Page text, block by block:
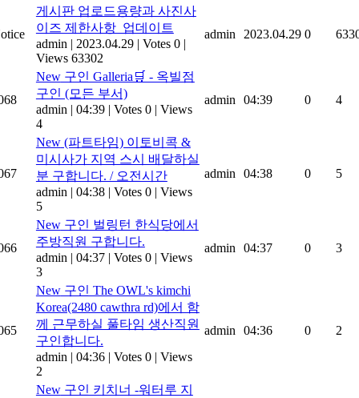
게시판 업로드용량과 사진사
이즈 제한사항_업데이트
admin | 2023.04.29 | Votes 0 |
Views 63302
admin 2023.04.29 0
New구인 Galleria🛒 - 옥빌점
구인 (모든 부서)
admin | 04:39 | Votes 0 | Views
4
admin 04:39 0 4
New(파트타임) 이토비콕 &
미시사가 지역 스시 배달하실
분 구합니다. / 오전시간
admin | 04:38 | Votes 0 | Views
5
admin 04:38 0 5
New구인 벌링턴 한식당에서
주방직원 구합니다.
admin | 04:37 | Votes 0 | Views
3
admin 04:37 0 3
New구인 The OWL's kimchi
Korea(2480 cawthra rd)에서 함
께 근무하실 풀타임 생산직원
구인합니다.
admin | 04:36 | Votes 0 | Views
2
admin 04:36 0 2
New구인 키치너 -워터루 지